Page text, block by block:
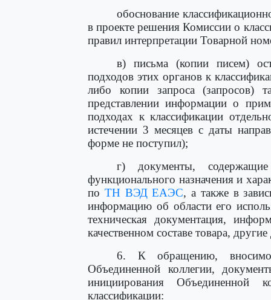
обоснование
в проекте решения Комиссии о
правил интерпретации Товарной
в) письма (копии писем)
подходов этих органов к
либо копии запроса (запросов)
представлении информации о
подходах к классификации
истечении 3 месяцев с даты
форме не поступил);
г) документы,
функционального назначения и
по ТН ВЭД ЕАЭС, а также в
информацию об области его
техническая документация,
качественном составе товара,
6. К обращению,
Объединенной коллегии,
инициирования Объединенной
классификации: